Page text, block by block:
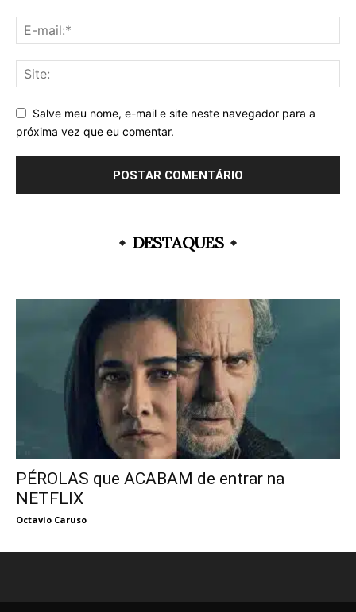
Salve meu nome, e-mail e site neste navegador para a
próxima vez que eu comentar.
DESTAQUES
PÉROLAS que ACABAM de entrar na
NETFLIX
Octavio Caruso